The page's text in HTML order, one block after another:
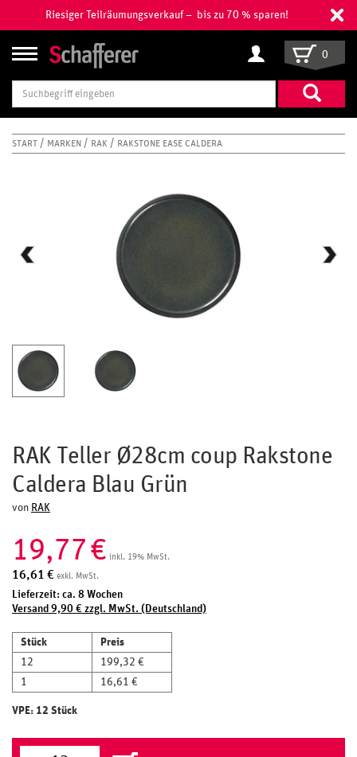
Riesiger Teilräumungsverkauf – bis zu 70 % sparen!
Suchbegriff
eingeben
0
START MARKEN RAK RAKSTONE EASE CALDERA
RAK Teller Ø28cm coup Rakstone
Caldera Blau Grün
von RAK
19,77€ inkl. 19% MwSt.
16,61 € exkl. MwSt.
Lieferzeit: ca. 8 Wochen
Versand 9,90 € zzgl. MwSt. (Deutschland)
Stück
Preis
12
199,32 €
1
16,61 €
VPE: 12 Stück